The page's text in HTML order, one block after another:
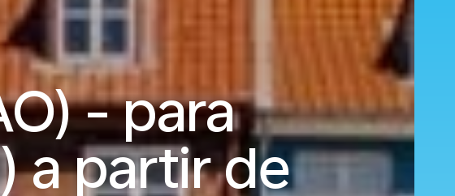
- para
a partir de